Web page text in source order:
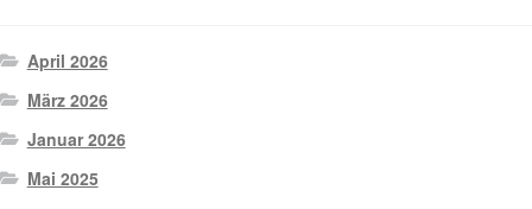
April 2026
März 2026
Januar 2026
Mai 2025